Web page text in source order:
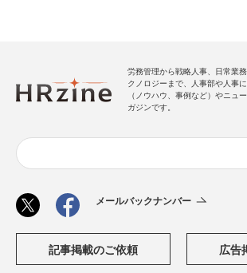
労務管理から戦略人事、日常業
クノロジーまで、人事部や人事
（ノウハウ、事例など）やニュ
ガジンです。
メールバックナンバー
記事掲載のご依頼 広告